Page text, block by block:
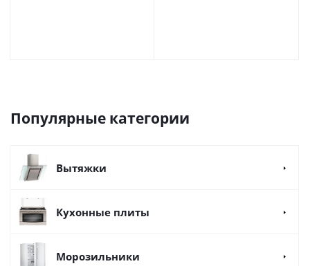
Популярные категории
Вытяжки
Кухонные плиты
Морозильники